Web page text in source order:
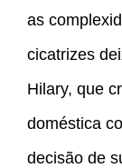
as
cicatrizes
Hilary, que
doméstica
decisão de